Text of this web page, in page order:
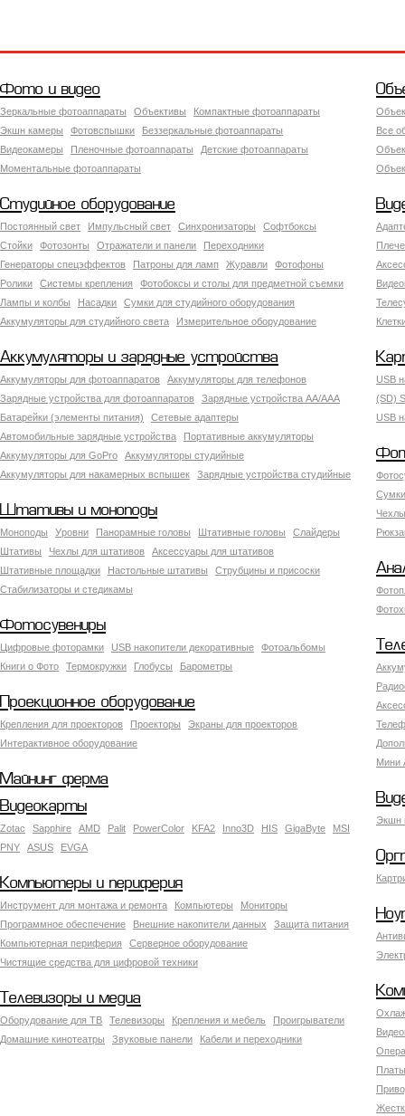
Фото и видео
Зеркальные фотоаппараты Объективы
Компактные фотоаппараты
Экшн камеры
Фотовспышки
Беззеркальные фотоаппараты
Видеокамеры
Пленочные фотоаппараты
Детские фотоаппараты
Моментальные фотоаппараты
Все
Студийное оборудование
Постоянный свет Импульсный свет Синхронизаторы
Софтбоксы
Стойки
Фотозонты Отражатели и панели
Переходники
Генераторы спецэффектов
Патроны для ламп Журавли
Фотофоны
Ролики
Системы крепления
Фотобоксы и столы для предметной съемки
Лампы и колбы
Насадки
Сумки для студийного оборудования
Аккумуляторы для студийного света
Измерительное оборудование
Аккумуляторы и зарядные устройства
Аккумуляторы для фотоаппаратов
Аккумуляторы для телефонов
Зарядные устройства для фотоаппаратов
Зарядные устройства AA/AAA
Батарейки (элементы питания)
Сетевые адаптеры
Автомобильные зарядные устройства
Портативные аккумуляторы
Аккумуляторы для GoPro
Аккумуляторы студийные
Аккумуляторы для накамерных вспышек
Зарядные устройства студийные
USB
(SD)
USB
Штативы и моноподы
Моноподы Уровни Панорамные головы Штативные головы
Слайдеры
Штативы
Чехлы для штативов
Аксессуары для штативов
Штативные площадки
Настольные штативы
Струбцины и присоски
Стабилизаторы и стедикамы
Фотосувениры
Цифровые фоторамки USB накопители декоративные
Фотоальбомы
Книги о Фото
Термокружки Глобусы Барометры
Мини
Проекционное оборудование
Крепления для проекторов Проекторы
Экраны для проекторов
Интерактивное оборудование
Майнинг ферма
Экшн
Видеокарты
Zotac Sapphire AMD Palit PowerColor KFA2 Inno3D HIS GigaByte
MSI
PNY
ASUS EVGA
Компьютеры и периферия
Инструмент для монтажа и ремонта Компьютеры
Мониторы
Программное обеспечение
Внешние накопители данных
Защита питания
Компьютерная периферия
Серверное оборудование
Чистящие средства для цифровой техники
Телевизоры и медиа
Оборудование для ТВ Телевизоры Крепления и мебель
Проигрыватели
Домашние кинотеатры
Звуковые панели Кабели и переходники